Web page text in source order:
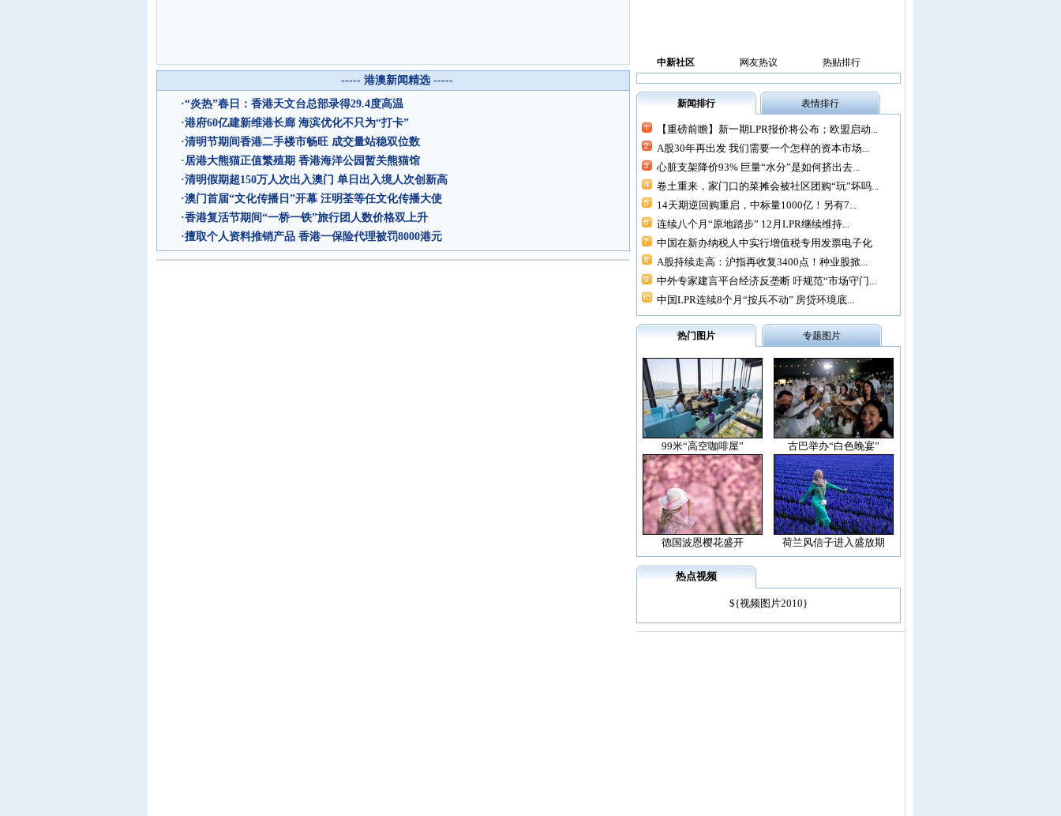
----- 港澳新闻精选 -----
·“炎热”春日：香港天文台总部录得29.4度高温
·港府60亿建新维港长廊 海滨优化不只为“打卡”
·清明节期间香港二手楼市畅旺 成交量站稳双位数
·居港大熊猫正值繁殖期 香港海洋公园暂关熊猫馆
·清明假期超150万人次出入澳门 单日出入境人次创新高
·澳门首届“文化传播日”开幕 汪明荃等任文化传播大使
·香港复活节期间“一桥一铁”旅行团人数价格双上升
·擅取个人资料推销产品 香港一保险代理被罚8000港元
中新社区 网友热议 热贴排行
新闻排行 表情排行
【重磅前瞻】新一期LPR报价将公布；欧盟启动...
A股30年再出发 我们需要一个怎样的资本市场...
心脏支架降价93% 巨量“水分”是如何挤出去...
卷土重来，家门口的菜摊会被社区团购“玩”坏吗...
14天期逆回购重启，中标量1000亿！另有7...
连续八个月“原地踏步” 12月LPR继续维持...
中国在新办纳税人中实行增值税专用发票电子化
A股持续走高：沪指再收复3400点！种业股掀...
中外专家建言平台经济反垄断 吁规范“市场守门...
中国LPR连续8个月“按兵不动” 房贷环境底...
热门图片 专题图片
99米“高空咖啡屋” 古巴举办“白色晚宴”
德国波恩樱花盛开 荷兰风信子进入盛放期
热点视频
${视频图片2010}